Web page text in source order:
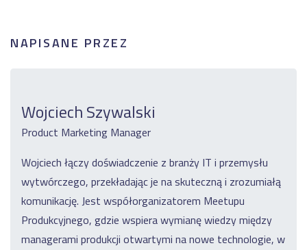
NAPISANE PRZEZ
Wojciech Szywalski
Product Marketing Manager
Wojciech łączy doświadczenie z branży IT i przemysłu
wytwórczego, przekładając je na skuteczną i zrozumiałą
komunikację. Jest współorganizatorem Meetupu
Produkcyjnego, gdzie wspiera wymianę wiedzy między
managerami produkcji otwartymi na nowe technologie, w